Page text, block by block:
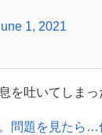
1, 2021
を吐いてしま
問題を見たら…